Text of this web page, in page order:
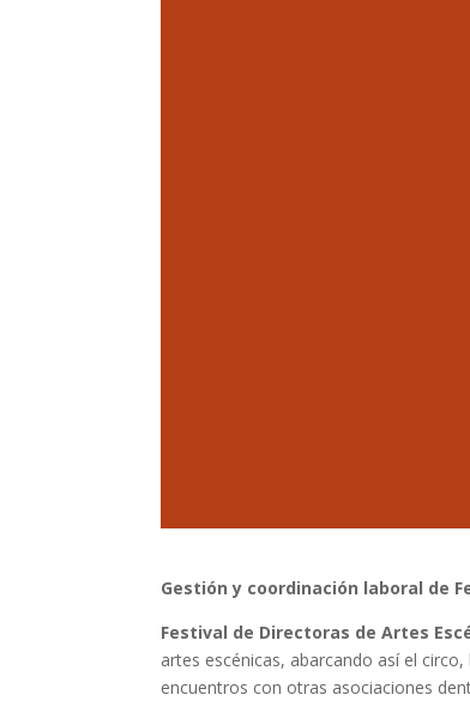
Gestión y coordinación laboral de
Festival de Directoras de Artes
artes escénicas, abarcando así el
encuentros con otras asociaciones